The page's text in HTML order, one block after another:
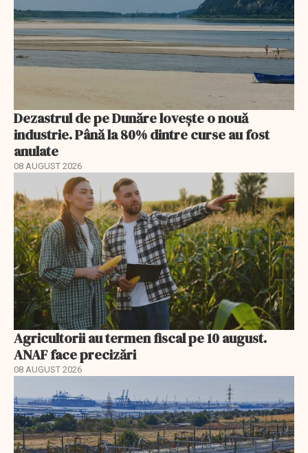
Dezastrul de pe Dunăre lovește o nouă
industrie. Până la 80% dintre curse au fost
anulate
08 AUGUST 2026
Agricultorii au termen fiscal pe 10 august.
ANAF face precizări
08 AUGUST 2026